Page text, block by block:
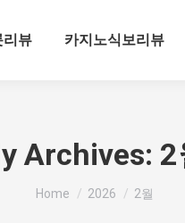
리뷰 카지노식보리뷰
Archives: 2
You are here:
Home 2026 2월